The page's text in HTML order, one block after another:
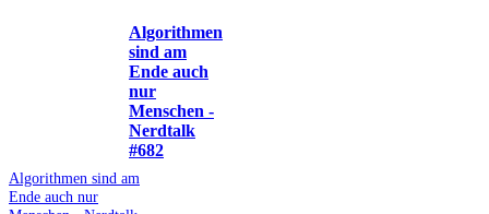
Algorithmen
sind am
Ende auch
nur
Menschen -
Nerdtalk
#682
Algorithmen sind am
Ende auch nur